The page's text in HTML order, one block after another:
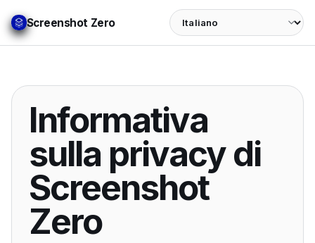
Screenshot Zero Language
Informativa
sulla privacy di
Screenshot
Zero